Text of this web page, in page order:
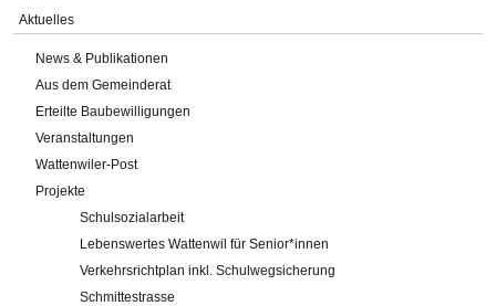
Gemeinde
Verwaltung
Online-Service
Impressum
Aktuelles
News & Publikationen
Aus dem Gemeinderat
Erteilte Baubewilligungen
Veranstaltungen
Wattenwiler-Post
Projekte
Schulsozialarbeit
Lebenswertes Wattenwil für Senior*innen
Verkehrsrichtplan inkl. Schulwegsicherung
Schmittestrasse